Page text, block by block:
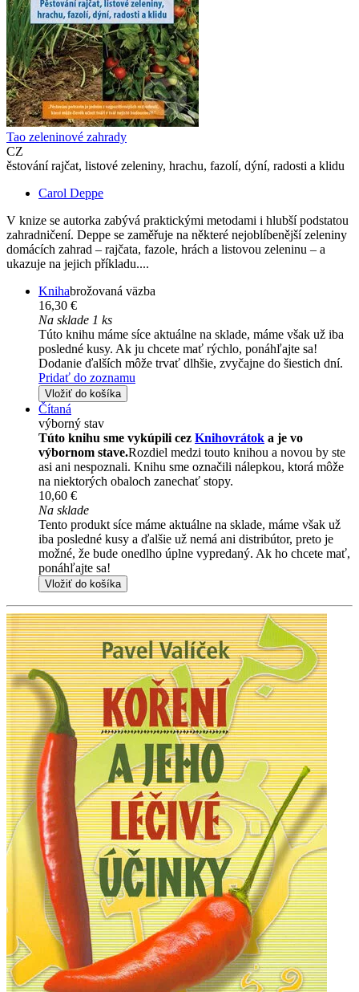
Tao zeleninové zahrady
CZ
ěstování rajčat, listové zeleniny, hrachu, fazolí, dýní, radosti a klidu
Carol Deppe
V knize se autorka zabývá praktickými metodami i hlubší podstatou
zahradničení. Deppe se zaměřuje na některé nejoblíbenější zeleniny
domácích zahrad – rajčata, fazole, hrách a listovou zeleninu – a
ukazuje na jejich příkladu....
Knihabrožovaná väzba
16,30 €
Na sklade 1 ks
Túto knihu máme síce aktuálne na sklade, máme však už iba
posledné kusy. Ak ju chcete mať rýchlo, ponáhľajte sa!
Dodanie ďalších môže trvať dlhšie, zvyčajne do šiestich dní.
Pridať do zoznamu
Vložiť do košíka
Čítaná
výborný stav
Túto knihu sme vykúpili cez Knihovrátok a je vo
výbornom stave.Rozdiel medzi touto knihou a novou by ste
asi ani nespoznali. Knihu sme označili nálepkou, ktorá môže
na niektorých obaloch zanechať stopy.
10,60 €
Na sklade
Tento produkt síce máme aktuálne na sklade, máme však už
iba posledné kusy a ďalšie už nemá ani distribútor, preto je
možné, že bude onedlho úplne vypredaný. Ak ho chcete mať,
ponáhľajte sa!
Vložiť do košíka